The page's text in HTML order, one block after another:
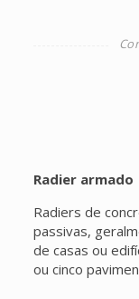
Radier armado
Radiers de
passivas,
de casas ou
ou cinco